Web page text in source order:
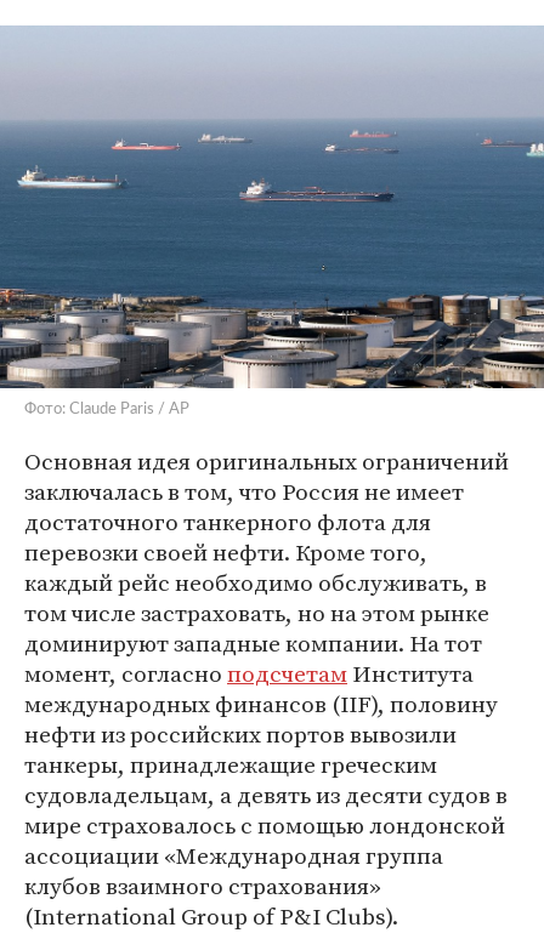
Фото: Claude Paris / AP
Основная идея оригинальных ограничений
заключалась в том, что Россия не имеет
достаточного танкерного флота для
перевозки своей нефти. Кроме того,
каждый рейс необходимо обслуживать, в
том числе застраховать, но на этом рынке
доминируют западные компании. На тот
момент, согласноподсчетамИнститута
международных финансов (IIF), половину
нефти из российских портов вывозили
танкеры, принадлежащие греческим
судовладельцам, а девять из десяти судов в
мире страховалось с помощью лондонской
ассоциации «Международная группа
клубов взаимного страхования»
(International Group of P&I Clubs).